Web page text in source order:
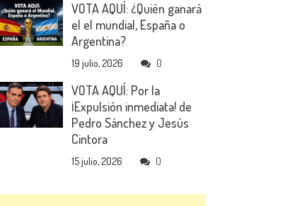
VOTA AQUÍ: ¿Quién ganará
el el mundial, España o
Argentina?
19 julio, 2026 0
VOTA AQUÍ: Por la
¡Expulsión inmediata! de
Pedro Sánchez y Jesús
Cintora
15 julio, 2026 0